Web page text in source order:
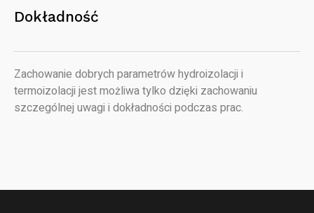
Dokładność
Zachowanie dobrych parametrów hydroizolacji i
termoizolacji jest możliwa tylko dzięki zachowaniu
szczególnej uwagi i dokładności podczas prac.